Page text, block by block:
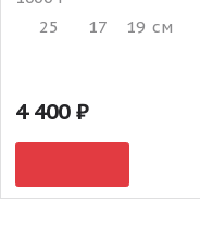
25
17 19 см
4 400